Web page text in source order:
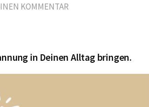
KOMMENTAR
in Deinen Alltag bringen.